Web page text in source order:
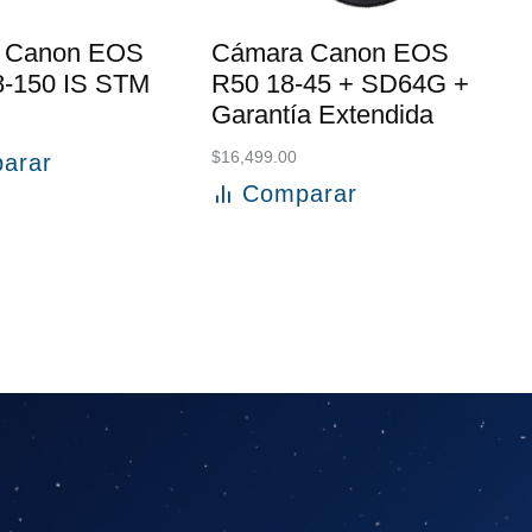
EOS
150 IS STM
carrito
Cámara Canon EOS
R50 18-45 + SD64G +
Garantía Extendida
$16,499.00
Añadir al carrito
Comparar